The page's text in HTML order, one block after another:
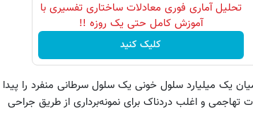
تحلیل آماری فوری معادلات ساختاری تفسیری با
آموزش کامل حتی یک روزه !!
کلیک کنید
یک میلیارد سلول خونی یک سلول سرطانی منفرد را پیدا
تهاجمی و اغلب دردناک برای نمونه‌برداری از طریق جراحی